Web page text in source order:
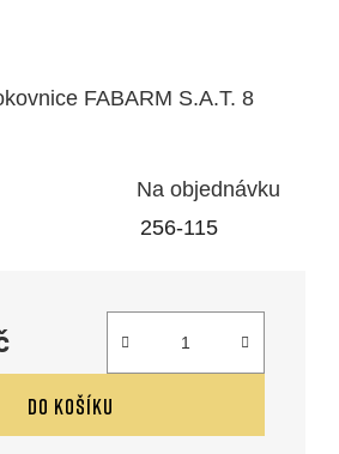
FABARM S.A.T. 8
Na objednávku
256-115
DO KOŠÍKU